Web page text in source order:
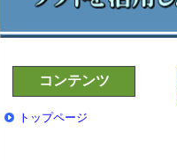
コンテンツ
トップページ